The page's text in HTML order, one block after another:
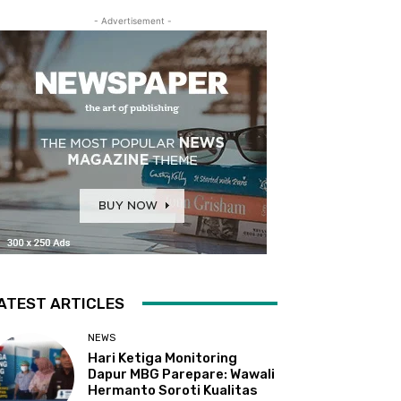
- Advertisement -
ARTICLES
NEWS
Hari Ketiga Monitoring
Dapur MBG Parepare: Wawali
Hermanto Soroti Kualitas